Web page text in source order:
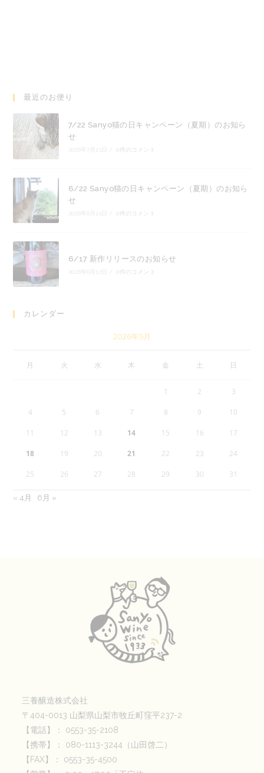
最近のお便り
7/22 Sanyo猫の日キャンペーン（夏期）のお知ら
せ
0件のコメント
6/22 Sanyo猫の日キャンペーン（夏期）のお知ら
せ
2026年6月21日 0件のコメント
6/17 新作リリースのお知らせ
0件のコメント
カレンダー
2026年5月
月 火 水 木 金 土 日
1 2 3
4 5 6 7 8 9 10
11 12 13 14 15 16 17
18 19 20 21 22 23 24
25 26 27 28 29 30 31
« 4月 6月 »
三養醸造株式会社
〒404-0013 山梨県山梨市牧丘町窪平237-2
【電話】： 0553-35-2108
【携帯】： 080-1113-3244（山田啓二）
【FAX】： 0553-35-4500